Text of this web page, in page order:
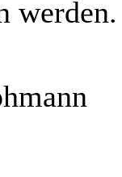
werden.